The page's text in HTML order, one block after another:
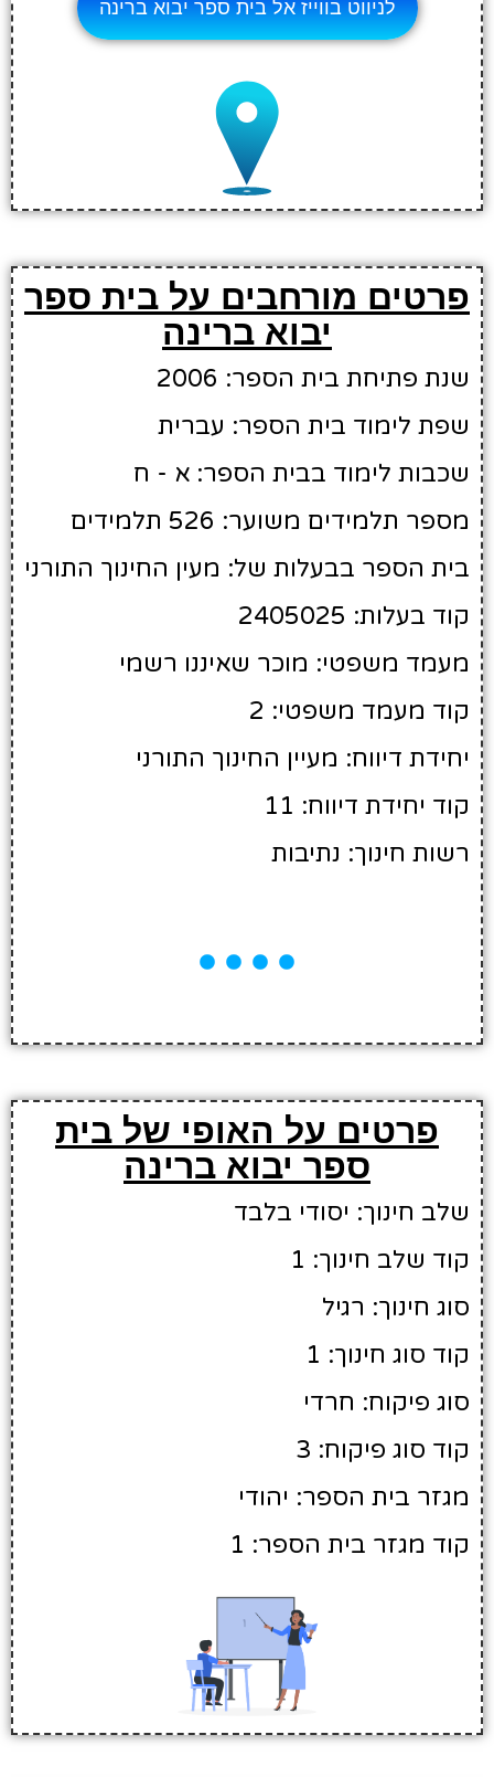
לניווט בווייז אל בית ספר יבוא ברינה
פרטים מורחבים על בית ספר
יבוא ברינה
שנת פתיחת בית הספר: 2006
שפת לימוד בית הספר: עברית
שכבות לימוד בבית הספר: א - ח
מספר תלמידים משוער: 526 תלמידים
בית הספר בבעלות של: מעין החינוך התורני
קוד בעלות: 2405025
מעמד משפטי: מוכר שאיננו רשמי
קוד מעמד משפטי: 2
יחידת דיווח: מעיין החינוך התורני
קוד יחידת דיווח: 11
רשות חינוך: נתיבות
פרטים על האופי של בית
ספר יבוא ברינה
שלב חינוך: יסודי בלבד
קוד שלב חינוך: 1
סוג חינוך: רגיל
קוד סוג חינוך: 1
סוג פיקוח: חרדי
קוד סוג פיקוח: 3
מגזר בית הספר: יהודי
קוד מגזר בית הספר: 1